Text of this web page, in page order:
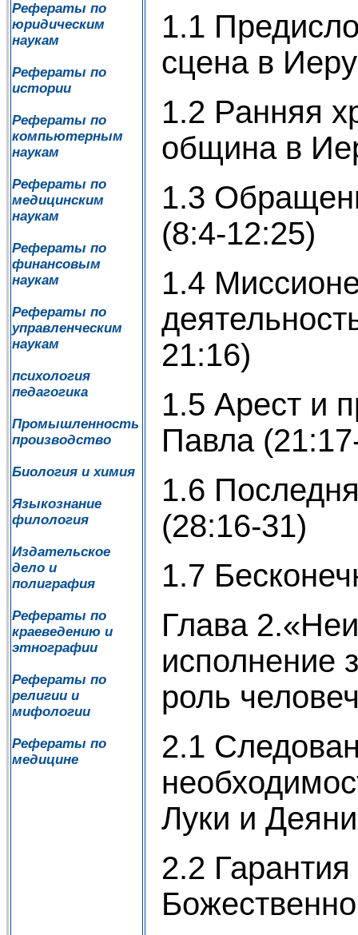
Рефераты по
юридическим
наукам
Рефераты по
истории
Рефераты по
компьютерным
наукам
Рефераты по
медицинским
наукам
Рефераты по
финансовым
наукам
Рефераты по
управленческим
наукам
психология
педагогика
Промышленность
производство
Биология и химия
Языкознание
филология
Издательское
дело и
полиграфия
Рефераты по
краеведению и
этнографии
Рефераты по
религии и
мифологии
Рефераты по
медицине
1.1
сцена в
1.2 Ранняя
община в
1.3
(8:4-12:25)
1.4
21:16)
1.5 Арест и
Павла
1.6
(28:16-31)
1.7
Глава
исполнение
роль
2.1
Луки и
2.2